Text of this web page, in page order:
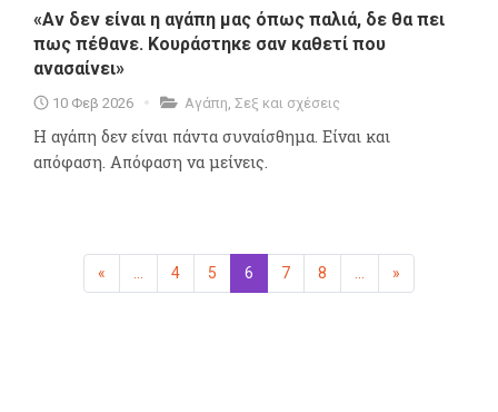
«Aν δεν είναι η αγάπη μας όπως παλιά, δε θα πει
πως πέθανε. Κουράστηκε σαν καθετί που
ανασαίνει»
10 Φεβ 2026 Αγάπη Σεξ και σχέσεις
Η αγάπη δεν είναι πάντα συναίσθημα. Είναι και
απόφαση. Απόφαση να μείνεις.
« Προηγούμενη
4 5 6 (επιλεγμένη)
7 8 »